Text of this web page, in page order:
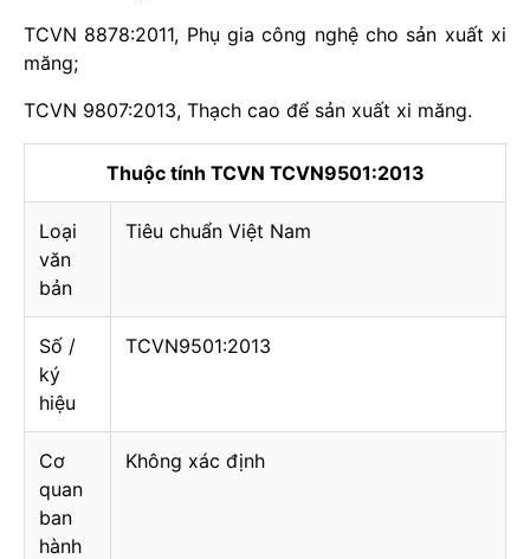
TCVN 8878:2011, Phụ gia công nghệ cho sản xuất xi
măng;
TCVN 9807:2013, Thạch cao để sản xuất xi măng.
Thuộc tính TCVN TCVN9501:2013
Loại
văn
bản
Tiêu chuẩn Việt Nam
Số /
ký
hiệu
TCVN9501:2013
Cơ
quan
ban
hành
Không xác định